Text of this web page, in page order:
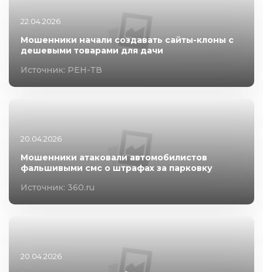
22.04.2026
Мошенники начали создавать сайты-клоны с
дешевыми товарами для дачи
Источник: РЕН-ТВ
20.04.2026
Мошенники атаковали автомобилистов
фальшивыми смс о штрафах за парковку
Источник: 360.ru
20.04.2026